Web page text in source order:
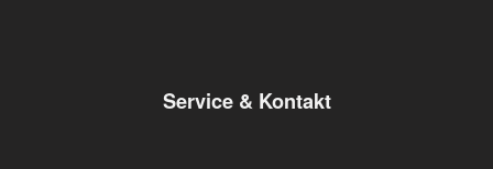
Service & Kontakt